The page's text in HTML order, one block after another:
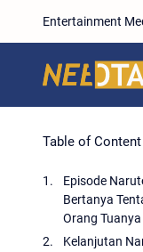
Entertainment
Table of Content
Episode
Bertanya
Orang Tuanya
Kelanjutan